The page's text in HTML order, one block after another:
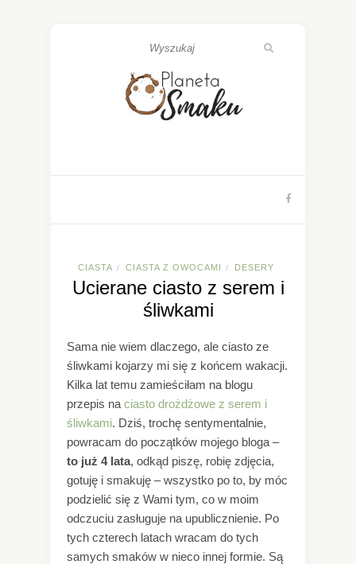
CIASTA / CIASTA Z OWOCAMI / DESERY
Ucierane ciasto z serem i
śliwkami
Sama nie wiem dlaczego, ale ciasto ze
śliwkami kojarzy mi się z końcem wakacji.
Kilka lat temu zamieściłam na blogu
przepis na ciasto drożdżowe z serem i
śliwkami. Dziś, trochę sentymentalnie,
powracam do początków mojego bloga –
to już 4 lata, odkąd piszę, robię zdjęcia,
gotuję i smakuję – wszystko po to, by móc
podzielić się z Wami tym, co w moim
odczuciu zasługuje na upublicznienie. Po
tych czterech latach wracam do tych
samych smaków w nieco innej formie. Są